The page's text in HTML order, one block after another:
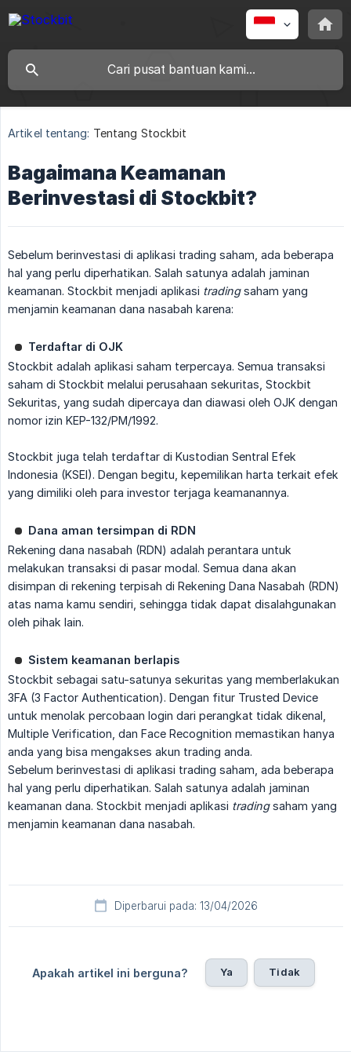
Artikel tentang: Tentang Stockbit
Bagaimana Keamanan
Berinvestasi di Stockbit?
Sebelum berinvestasi di aplikasi trading saham, ada beberapa
hal yang perlu diperhatikan. Salah satunya adalah jaminan
keamanan. Stockbit menjadi aplikasi tradingsaham yang
menjamin keamanan dana nasabah karena:
Terdaftar di OJK
Stockbit adalah aplikasi saham terpercaya. Semua transaksi
saham di Stockbit melalui perusahaan sekuritas, Stockbit
Sekuritas, yang sudah dipercaya dan diawasi oleh OJK dengan
nomor izin KEP-132/PM/1992.
Stockbit juga telah terdaftar di Kustodian Sentral Efek
Indonesia (KSEI). Dengan begitu, kepemilikan harta terkait efek
yang dimiliki oleh para investor terjaga keamanannya.
Dana aman tersimpan di RDN
Rekening dana nasabah (RDN) adalah perantara untuk
melakukan transaksi di pasar modal. Semua dana akan
disimpan di rekening terpisah di Rekening Dana Nasabah (RDN)
atas nama kamu sendiri, sehingga tidak dapat disalahgunakan
oleh pihak lain.
Sistem keamanan berlapis
Stockbit sebagai satu-satunya sekuritas yang memberlakukan
3FA (3 Factor Authentication). Dengan fitur Trusted Device
untuk menolak percobaan login dari perangkat tidak dikenal,
Multiple Verification, dan Face Recognition memastikan hanya
anda yang bisa mengakses akun trading anda.
Sebelum berinvestasi di aplikasi trading saham, ada beberapa
hal yang perlu diperhatikan. Salah satunya adalah jaminan
keamanan dana. Stockbit menjadi aplikasi tradingsaham yang
menjamin keamanan dana nasabah.
Diperbarui pada: 13/04/2026
Apakah artikel ini berguna? Ya Tidak